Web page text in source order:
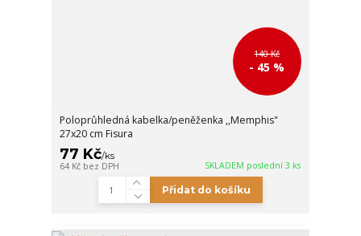
140 Kč
- 45 %
Poloprůhledná kabelka/peněženka ,,Memphis"
27x20 cm Fisura
77 Kč/ks
64 Kč bez DPH SKLADEM poslední 3 ks
Přidat do košíku